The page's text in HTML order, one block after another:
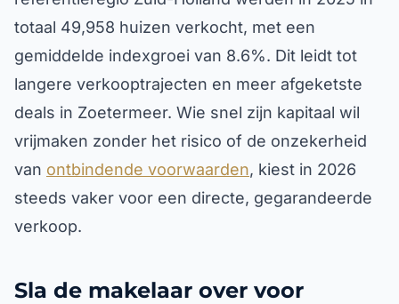
totaal 49,958 huizen verkocht, met een
gemiddelde indexgroei van 8.6%. Dit leidt tot
langere verkooptrajecten en meer afgeketste
deals in Zoetermeer. Wie snel zijn kapitaal wil
vrijmaken zonder het risico of de onzekerheid
van ontbindende voorwaarden, kiest in 2026
steeds vaker voor een directe, gegarandeerde
verkoop.
Sla de makelaar over voor